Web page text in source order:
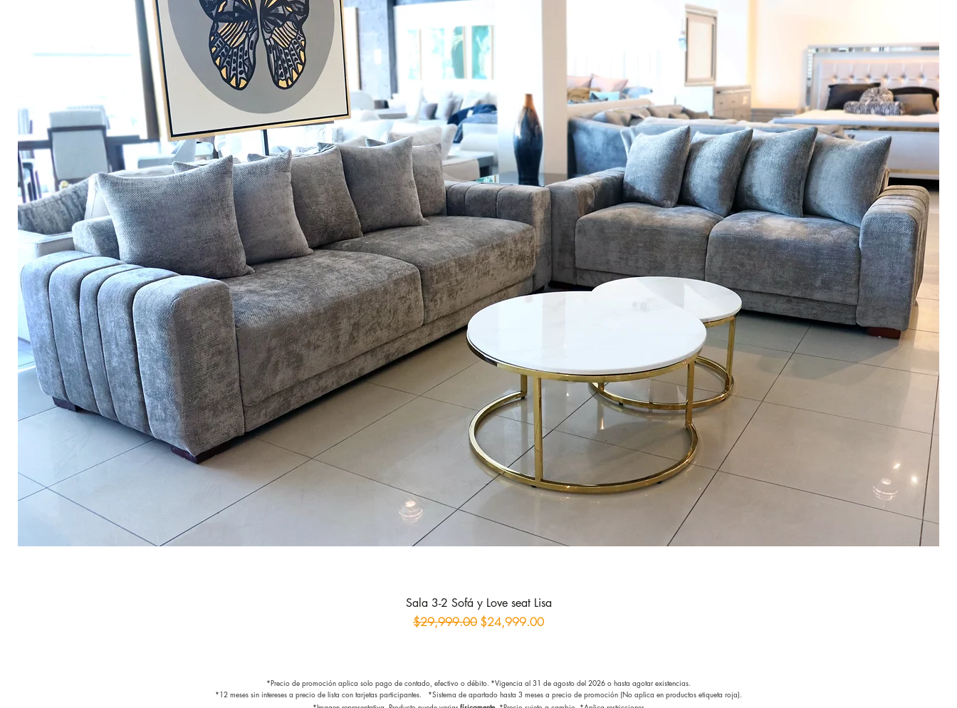
Sala 3-2 Sofá y Love seat Lisa
Precio
$29,999.00 Precio de oferta
$24,999.00
*Precio de promoción aplica solo pago de contado, efectivo o débito. *Vigencia al 31 de agosto del 2026 o hasta agotar existencias.
*12 meses sin intereses a precio de lista con tarjetas participantes. *Sistema de apartado hasta 3 meses a precio de promoción (No aplica en productos etiqueta roja).